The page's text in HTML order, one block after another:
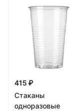
415 ₽
Стаканы
одноразовые